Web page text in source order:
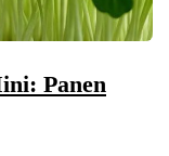
Panen